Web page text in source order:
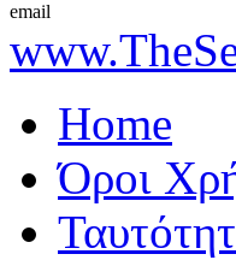
email
Home
Όροι